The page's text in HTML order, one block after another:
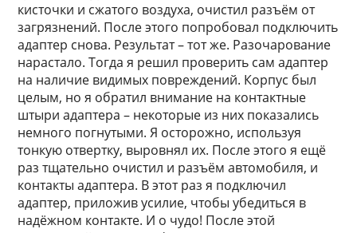
кисточки и сжатого воздуха, очистил разъём от
загрязнений. После этого попробовал подключить
адаптер снова. Результат – тот же. Разочарование
нарастало. Тогда я решил проверить сам адаптер
на наличие видимых повреждений. Корпус был
целым, но я обратил внимание на контактные
штыри адаптера – некоторые из них показались
немного погнутыми. Я осторожно, используя
тонкую отвертку, выровнял их. После этого я ещё
раз тщательно очистил и разъём автомобиля, и
контакты адаптера. В этот раз я подключил
адаптер, приложив усилие, чтобы убедиться в
надёжном контакте. И о чудо! После этой